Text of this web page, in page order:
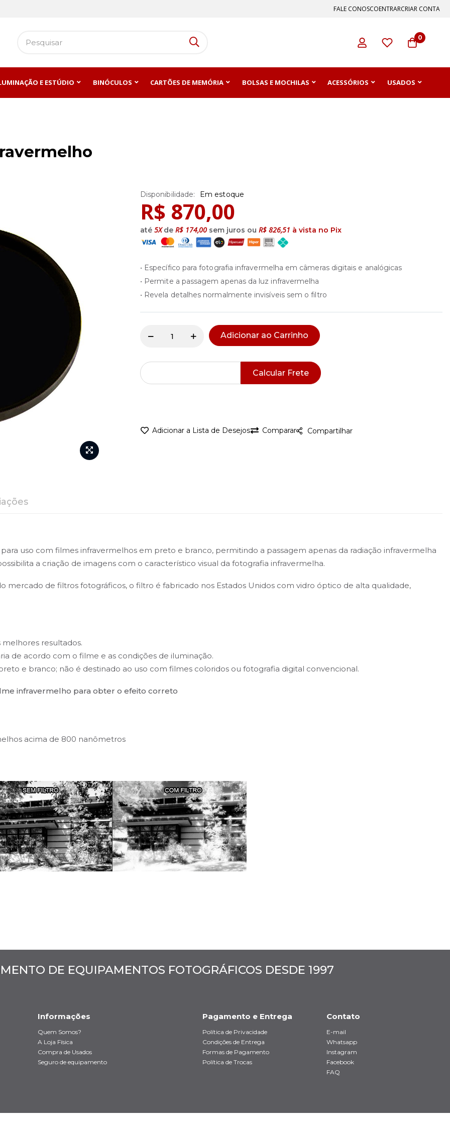
FALE CONOSCOENTRARCRIAR CONTA
0
E ESTÚDIO BINÓCULOS CARTÕES DE MEMÓRIA BOLSAS E MOCHILAS ACESSÓRIOS USADOS
R$ 870,00
até 5Xde R$ 174,00 sem juros ou R$ 826,51 à vista no Pix
Adicionar ao Carrinho
Adicionar a Lista de Desejos Comparar Compartilhar
Em estoque
• Específico para fotografia infravermelha em câmeras digitais e analógicas
• Permite a passagem apenas da luz infravermelha
• Revela detalhes normalmente invisíveis sem o filtro
Calcular Frete
uso com filmes infravermelhos em preto e branco, permitindo a passagem apenas da radiação infravermelha
a criação de imagens com o característico visual da fotografia infravermelha.
mercado de filtros fotográficos, o filtro é fabricado nos Estados Unidos com vidro óptico de alta qualidade,
resultados.
de acordo com o filme e as condições de iluminação.
e branco; não é destinado ao uso com filmes coloridos ou fotografia digital convencional.
infravermelho para obter o efeito correto
acima de 800 nanômetros
DE EQUIPAMENTOS FOTOGRÁFICOS DESDE 1997
Informações
Quem Somos?
A Loja Física
Compra de Usados
Seguro de equipamento
Pagamento e Entrega
Política de Privacidade
Condições de Entrega
Formas de Pagamento
Política de Trocas
Contato
E-mail
Whatsapp
Instagram
Facebook
FAQ